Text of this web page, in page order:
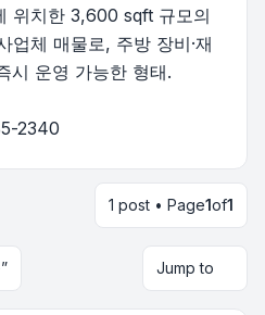
위치한 3,600 sqft 규모의
업체 매물로, 주방 장비·재
시 운영 가능한 형태.
2340
1 post • Page1of1
Jump to